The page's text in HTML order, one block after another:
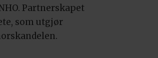
Partnerskapet
som utgjør